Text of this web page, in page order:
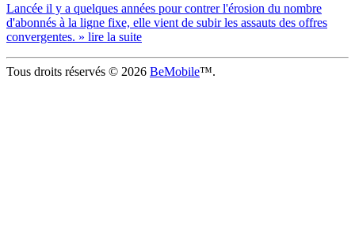
Lancée il y a quelques années pour contrer l'érosion du nombre
d'abonnés à la ligne fixe, elle vient de subir les assauts des offres
convergentes. » lire la suite
Tous droits réservés © 2026 BeMobile™.